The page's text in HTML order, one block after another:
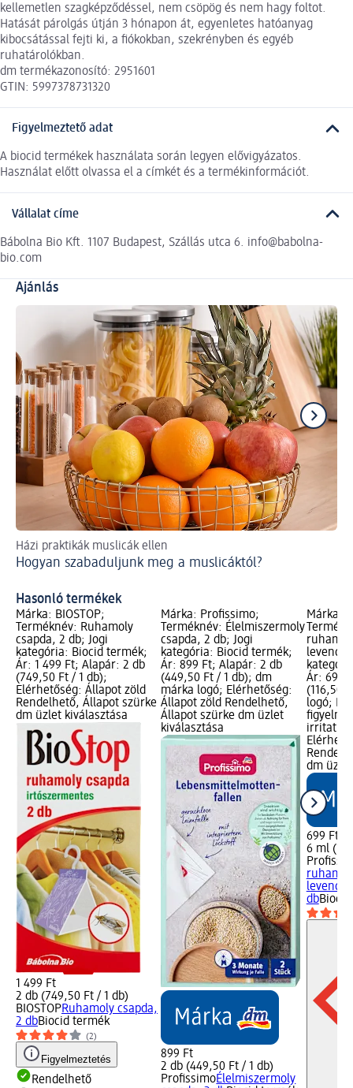
kellemetlen szagképződéssel, nem csöpög és nem hagy foltot.
Hatását párolgás útján 3 hónapon át, egyenletes hatóanyag
kibocsátással fejti ki, a fiókokban, szekrényben és egyéb
ruhatárolókban.
dm termékazonosító: 2951601
GTIN: 5997378731320
Figyelmeztető adat
A biocid termékek használata során legyen elővigyázatos.
Használat előtt olvassa el a címkét és a termékinformációt.
Vállalat címe
Bábolna Bio Kft. 1107 Budapest, Szállás utca 6. info@babolna-
bio.com
Ajánlás
Házi praktikák muslicák ellen
Hogyan szabaduljunk meg a muslicáktól?
Hasonló termékek
Márka: BIOSTOP;
Terméknév: Ruhamoly
csapda, 2 db; Jogi
kategória: Biocid termék;
Ár: 1 499 Ft; Alapár: 2 db
(749,50 Ft / 1 db);
Elérhetőség: Állapot zöld
Rendelhető, Állapot szürke
dm üzlet kiválasztása
1 499 Ft
2 db (749,50 Ft / 1 db)
BIOSTOPRuhamoly csapda,
2 dbBiocid termék
(2)
Figyelmeztetés
Rendelhető
Márka: Profissimo;
Terméknév: Élelmiszermoly
csapda, 2 db; Jogi
kategória: Biocid termék;
Ár: 899 Ft; Alapár: 2 db
(449,50 Ft / 1 db); dm
márka logó; Elérhetőség:
Állapot zöld Rendelhető,
Állapot szürke dm üzlet
kiválasztása
899 Ft
2 db (449,50 Ft / 1 db)
ProfissimoÉlelmiszermoly
Márka:
Ár: 699
(116,50
logó;
irritatív
dm
699 Ft
6 ml
db